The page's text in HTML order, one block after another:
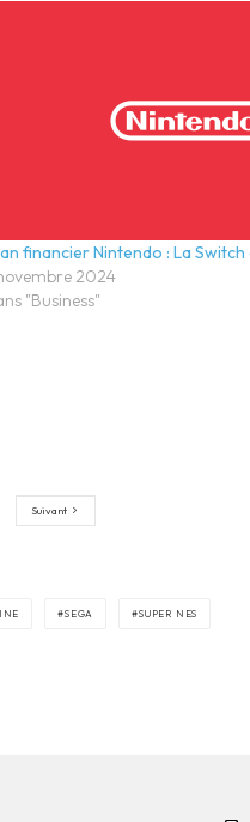
financier Nintendo : La
2024
"Business"
Suivant
SEGA SUPER NES